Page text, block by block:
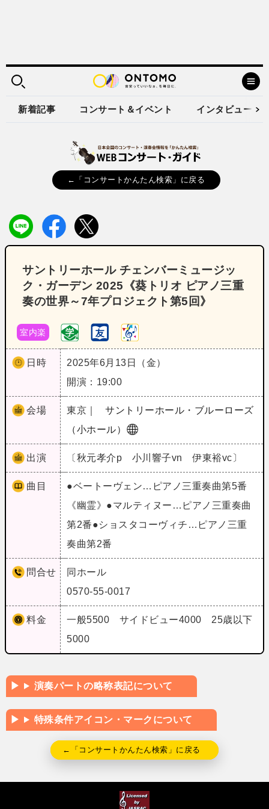
新着記事 コンサート＆イベント インタビュー
←「コンサートかんたん検索」に戻る
サントリーホール チェンバーミュージッ
ク・ガーデン 2025《葵トリオ ピアノ三重
奏の世界～7年プロジェクト第5回》
室内楽
日時
2025年6月13日（金）
開演：19:00
会場 東京｜
サントリーホール・ブルーローズ
（小ホール）
出演 〔秋元孝介p 小川響子vn 伊東裕vc〕
曲目
●ベートーヴェン…ピアノ三重奏曲第5番
《幽霊》●マルティヌー…ピアノ三重奏曲
第2番●ショスタコーヴィチ…ピアノ三重
奏曲第2番
問合せ
同ホール
0570-55-0017
料金
一般5500 サイドビュー4000 25歳以下
5000
演奏パートの略称表記について
特殊条件アイコン・マークについて
←「コンサートかんたん検索」に戻る